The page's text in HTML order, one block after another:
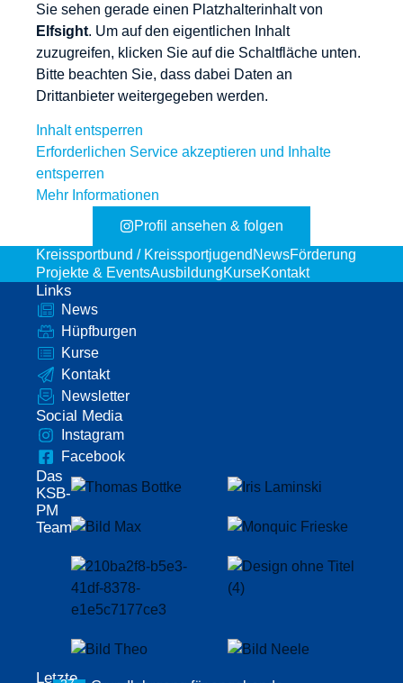
Sie sehen gerade einen Platzhalterinhalt von
Elfsight. Um auf den eigentlichen Inhalt
zuzugreifen, klicken Sie auf die Schaltfläche unten.
Bitte beachten Sie, dass dabei Daten an
Drittanbieter weitergegeben werden.
Inhalt entsperren
Erforderlichen Service akzeptieren und Inhalte
entsperren
Mehr Informationen
Profil ansehen & folgen
Kreissportbund / Kreissportjugend NewsFörderung
Projekte & EventsAusbildungKurseKontakt
Links
News
Hüpfburgen
Kurse
Kontakt
Newsletter
Social Media
Instagram
Facebook
Das
KSB-
PM
Team
Letzte